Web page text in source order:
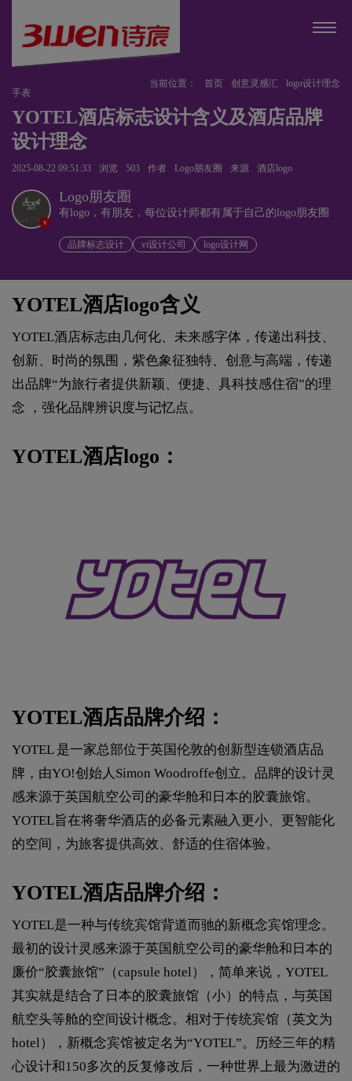
当前位置： 首页 创意灵感汇
logo设计理念
手表
YOTEL酒店标志设计含义及酒店品牌
设计理念
2025-08-22 09:51:33 浏览 503 作者 Logo朋友圈 来源 酒店logo
v
Logo朋友圈
有logo，有朋友，每位设计师都有属于自己的logo朋友圈
品牌标志设计 vi设计公司 logo设计网
YOTEL酒店logo含义
YOTEL酒店标志由几何化、未来感字体，传递出科技、
创新、时尚的氛围，紫色象征独特、创意与高端，传递
出品牌“为旅行者提供新颖、便捷、具科技感住宿”的理
念 ，强化品牌辨识度与记忆点。
YOTEL酒店logo：
YOTEL酒店品牌介绍：
YOTEL 是一家总部位于英国伦敦的创新型连锁酒店品
牌，由YO!创始人Simon Woodroffe创立。品牌的设计灵
感来源于英国航空公司的豪华舱和日本的胶囊旅馆。
YOTEL旨在将奢华酒店的必备元素融入更小、更智能化
的空间，为旅客提供高效、舒适的住宿体验。
YOTEL酒店品牌介绍：
YOTEL是一种与传统宾馆背道而驰的新概念宾馆理念。
最初的设计灵感来源于英国航空公司的豪华舱和日本的
廉价“胶囊旅馆”（capsule hotel），简单来说，YOTEL
其实就是结合了日本的胶囊旅馆（小）的特点，与英国
航空头等舱的空间设计概念。相对于传统宾馆（英文为
hotel），新概念宾馆被定名为“YOTEL”。历经三年的精
心设计和150多次的反复修改后，一种世界上最为激进的